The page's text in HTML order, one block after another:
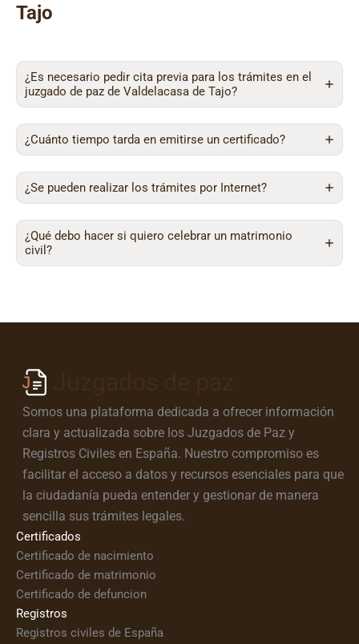
Tajo
¿Es necesario pedir cita previa para los trámites en el
juzgado de paz de Valdelacasa de Tajo?
¿Cuánto tiempo tarda en emitirse un certificado?
¿Se pueden realizar los trámites por Internet?
¿Qué debo hacer si quiero celebrar un matrimonio
civil?
Somos una plataforma dedicada a ofrecer información
clara y actualizada sobre los Juzgados de Paz y
Registros Civiles en España. Nuestro compromiso es
facilitar el acceso a datos y recursos esenciales para que
la ciudadanía pueda entender y gestionar de manera
sencilla sus trámites legales.
Certificados
Certificado de nacimiento
Certificado de matrimonio
Certificado de defuncion
Registros
Registros civiles de España